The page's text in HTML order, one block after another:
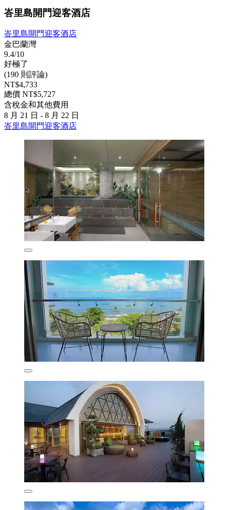
峇里島開門迎客酒店
峇里島開門迎客酒店
金巴蘭灣
9.4/10
好極了
(190 則評論)
NT$4,733
總價 NT$5,727
含稅金和其他費用
8 月 21 日 - 8 月 22 日
峇里島開門迎客酒店